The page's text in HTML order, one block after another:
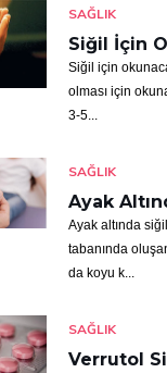
SAĞLIK
Siğil İçin
Siğil için
olması için
3-5...
SAĞLIK
Ayak
Ayak altında
tabanında
da koyu k...
SAĞLIK
Verrutol